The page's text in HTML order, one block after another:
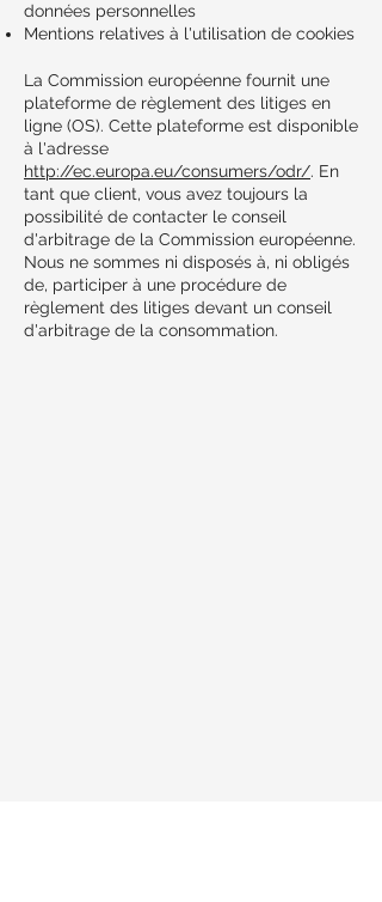
données personnelles
Mentions relatives à l'utilisation de cookies
La Commission européenne fournit une
plateforme de règlement des litiges en
ligne (OS). Cette plateforme est disponible
à l'adresse
http://ec.europa.eu/consumers/odr/. En
tant que client, vous avez toujours la
possibilité de contacter le conseil
d'arbitrage de la Commission européenne.
Nous ne sommes ni disposés à, ni obligés
de, participer à une procédure de
règlement des litiges devant un conseil
d'arbitrage de la consommation.